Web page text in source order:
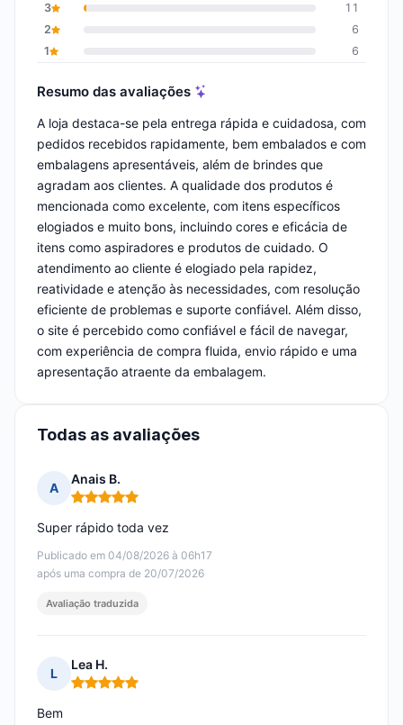
3
11
2
6
1
6
Resumo das avaliações
A loja destaca-se pela entrega rápida e cuidadosa, com
pedidos recebidos rapidamente, bem embalados e com
embalagens apresentáveis, além de brindes que
agradam aos clientes. A qualidade dos produtos é
mencionada como excelente, com itens específicos
elogiados e muito bons, incluindo cores e eficácia de
itens como aspiradores e produtos de cuidado. O
atendimento ao cliente é elogiado pela rapidez,
reatividade e atenção às necessidades, com resolução
eficiente de problemas e suporte confiável. Além disso,
o site é percebido como confiável e fácil de navegar,
com experiência de compra fluida, envio rápido e uma
apresentação atraente da embalagem.
Todas as avaliações
A
Anais B.
Nota: 5 em 5
Publicado em 04/08/2026 à 06h17
após uma compra de 20/07/2026
Super rápido toda vez
Avaliação traduzida
L
Lea H.
Nota: 5 em 5
Bem